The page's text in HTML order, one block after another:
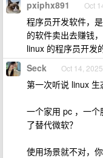
pxiphx891 Oct
程序员开发软件，
的软件卖出去赚钱
linux 的程序员开发
Seck Oct 14,
第一次听说 linux
一个家用 pc ，一
了替代微软？
使用场景就不对，